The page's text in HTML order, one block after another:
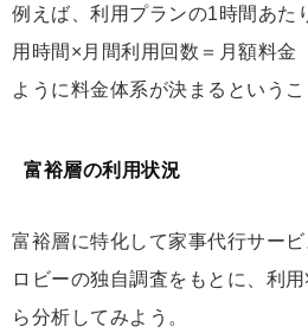
例えば、利用プランの1時間あた
用時間×月間利用回数＝月額料金
ように料金体系が決まるというこ
富裕層の利用状況
富裕層に特化して家事代行サー
ロビーの独自調査をもとに、利
ら分析してみよう。